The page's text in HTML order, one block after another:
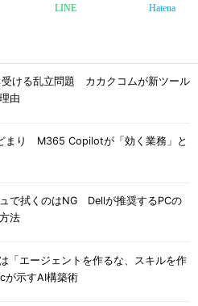
LINE Hatena
受ける乱立問題 カカクコムが新ツール
由
まり M365 Copilotが「効く業務」と
で拭くのはNG Dellが推奨するPCの
法
「エージェントを作るな、スキルを作
示すAI構築術